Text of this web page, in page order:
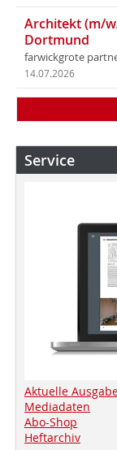
Architekt (m/
Dortmund
farwickgrote
14.07.2026
Service
Aktuelle
Mediadaten
Abo-Shop
Heftarchiv